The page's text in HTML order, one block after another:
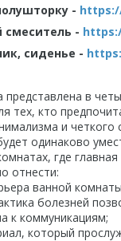
-
-
-
в
тех, кто
и
одинаково
где
отнести:
ванной
болезней
к коммуникациям;
который